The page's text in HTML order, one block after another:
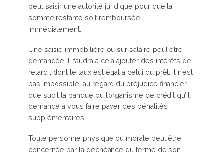
peut saisir une autorité juridique pour que la
somme restante soit remboursée
immédiatement.
Une saisie immobilière ou sur salaire peut être
demandée. Il faudra à cela ajouter des intérêts de
retard ; dont le taux est égal à celui du prêt. Il n’est
pas impossible, au regard du préjudice financier
que subit la banque ou l’organisme de crédit qu’il
demande à vous faire payer des pénalités
supplémentaires.
Toute personne physique ou morale peut être
concernée par la déchéance du terme de son